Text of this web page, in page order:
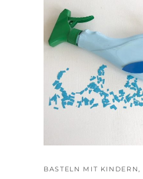
BASTELN MIT KINDERN,